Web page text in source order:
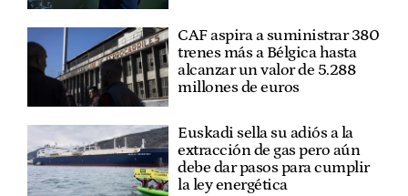
CAF aspira a suministrar 380
trenes más a Bélgica hasta
alcanzar un valor de 5.288
millones de euros
Euskadi sella su adiós a la
extracción de gas pero aún
debe dar pasos para cumplir
la ley energética